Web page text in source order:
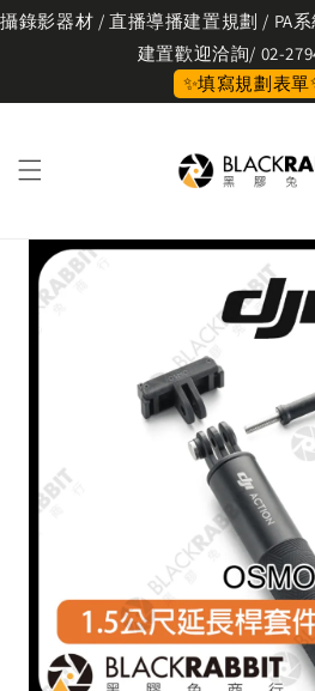
攝錄影器材 / 直播導播建置規劃 / PA
建置歡迎洽詢/ 02-
✨填寫規劃表單